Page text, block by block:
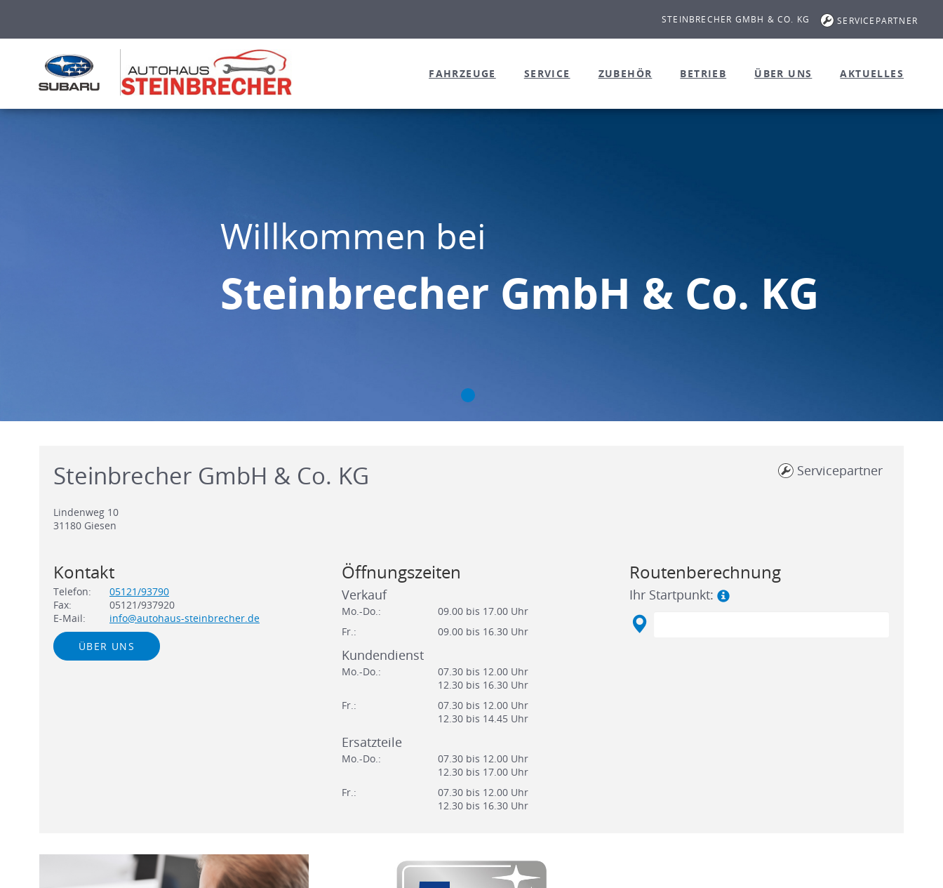
STEINBRECHER GMBH & CO. KG SERVICEPARTNER
FAHRZEUGE SERVICE ZUBEHÖR BETRIEB ÜBER UNS AKTUELLES
Willkommen bei
Steinbrecher GmbH & Co. KG
Steinbrecher GmbH & Co. KG
Lindenweg 10
31180 Giesen
Servicepartner
Kontakt
Telefon:
05121/93790
Fax:
05121/937920
E-Mail:
info@autohaus-steinbrecher.de
ÜBER UNS
Öffnungszeiten
Verkauf
Mo.-Do.:
09.00 bis 17.00 Uhr
Fr.:
09.00 bis 16.30 Uhr
Kundendienst
Mo.-Do.:
07.30 bis 12.00 Uhr
12.30 bis 16.30 Uhr
Fr.:
07.30 bis 12.00 Uhr
12.30 bis 14.45 Uhr
Ersatzteile
Mo.-Do.:
07.30 bis 12.00 Uhr
12.30 bis 17.00 Uhr
Fr.:
07.30 bis 12.00 Uhr
12.30 bis 16.30 Uhr
Routenberechnung
Ihr Startpunkt: